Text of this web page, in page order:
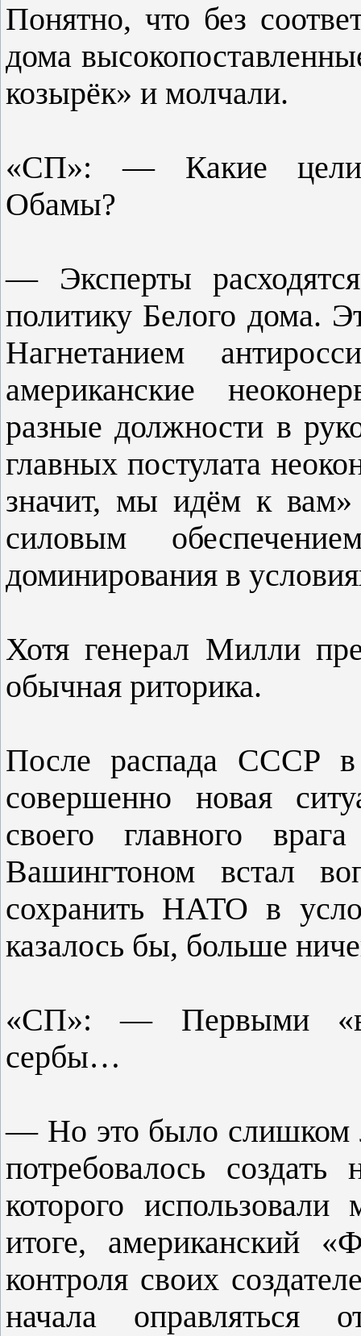
Понятно, что без
дома
козырёк» и молчали.
«СП»: — Какие цели
Обамы?
— Эксперты
политику Белого дома.
Нагнетанием
американские
разные должности в
главных постулата
значит, мы идём к
силовым
доминирования в
Хотя генерал Милли
обычная риторика.
После распада СССР
совершенно новая
своего главного
Вашингтоном встал
сохранить НАТО в
казалось бы, больше
«СП»: — Первыми
сербы…
— Но это было слишком
потребовалось
которого
итоге, американский
контроля своих
начала оправляться